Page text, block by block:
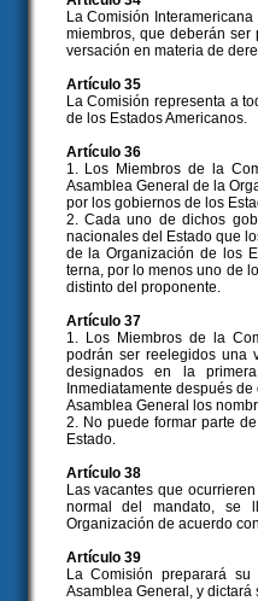
La Comisión
miembros, que deberán
versación en materia de
Artículo 35
La Comisión representa a
de los Estados Americanos.
Artículo 36
1. Los Miembros de la
Asamblea General de la
por los gobiernos de los
2. Cada uno de dichos
nacionales del Estado que
de la Organización de los
terna, por lo menos uno de
distinto del proponente.
Artículo 37
1. Los Miembros de la
podrán ser reelegidos una
designados en la
Inmediatamente después
Asamblea General los
2. No puede formar parte
Estado.
Artículo 38
Las vacantes que
normal del mandato, se
Organización de acuerdo
Artículo 39
La Comisión preparará
Asamblea General, y